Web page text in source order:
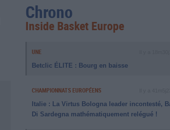
Chrono
Inside Basket Europe
UNE
Betclic ÉLITE : Bourg en baisse
CHAMPIONNATS EUROPÉENS
Italie : La Virtus Bologna leader incontesté,
Di Sardegna mathématiquement relégué !